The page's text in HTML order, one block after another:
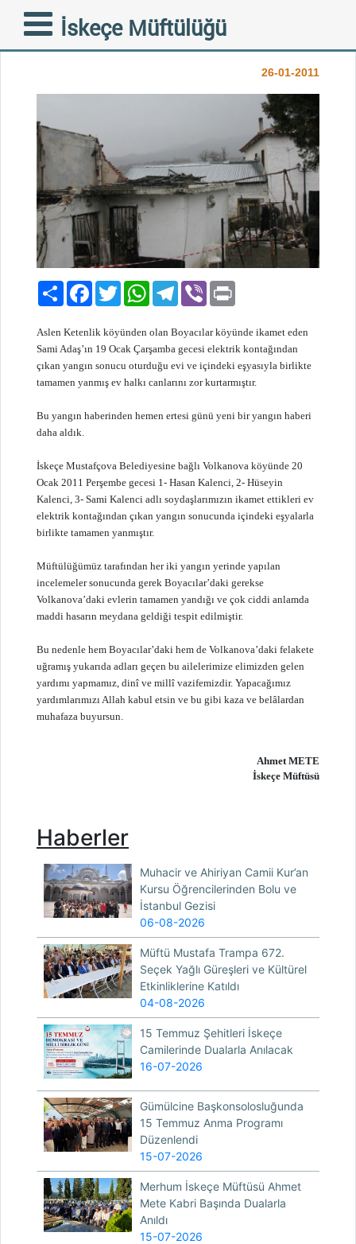
İskeçe Müftülüğü
YARDIM DUYURUSU
KAMPANYASI
26-01-2011
PaylaşFacebook
TwitterWhatsAppTelegram
Viber
Aslen Ketenlik köyünden olan Boyacılar köyünde ikamet eden
Sami Adaş’ın 19 Ocak Çarşamba gecesi elektrik kontağından
çıkan yangın sonucu oturduğu evi ve içindeki eşyasıyla birlikte
tamamen yanmış ev halkı canlarını zor kurtarmıştır.
Bu yangın haberinden hemen ertesi günü yeni bir yangın haberi
daha aldık.
İskeçe Mustafçova Belediyesine bağlı Volkanova köyünde 20
Ocak 2011 Perşembe gecesi 1- Hasan Kalenci, 2- Hüseyin
Kalenci, 3- Sami Kalenci adlı soydaşlarımızın ikamet ettikleri ev
elektrik kontağından çıkan yangın sonucunda içindeki eşyalarla
birlikte tamamen yanmıştır.
Müftülüğümüz tarafından her iki yangın yerinde yapılan
incelemeler sonucunda gerek Boyacılar’daki gerekse
Volkanova’daki evlerin tamamen yandığı ve çok ciddi anlamda
maddi hasarın meydana geldiği tespit edilmiştir.
Bu nedenle hem Boyacılar’daki hem de Volkanova’daki felakete
uğramış yukarıda adları geçen bu ailelerimize elimizden gelen
yardımı yapmamız, dinî ve millî vazifemizdir. Yapacağımız
yardımlarımızı Allah kabul etsin ve bu gibi kaza ve belâlardan
muhafaza buyursun.
Ahmet METE
İskeçe Müftüsü
Haberler
Muhacir ve Ahiriyan Camii Kur’an
Kursu Öğrencilerinden Bolu ve
İstanbul Gezisi
06-08-2026
Müftü Mustafa Trampa 672.
Seçek Yağlı Güreşleri ve Kültürel
Etkinliklerine Katıldı
04-08-2026
15 Temmuz Şehitleri İskeçe
Camilerinde Dualarla Anılacak
16-07-2026
Gümülcine Başkonsolosluğunda
15 Temmuz Anma Programı
Düzenlendi
15-07-2026
Merhum İskeçe Müftüsü Ahmet
Mete Kabri Başında Dualarla
Anıldı
15-07-2026